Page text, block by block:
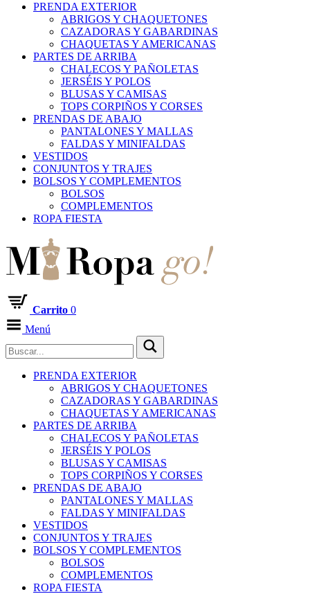
PRENDA EXTERIOR
ABRIGOS Y CHAQUETONES
CAZADORAS Y GABARDINAS
CHAQUETAS Y AMERICANAS
PARTES DE ARRIBA
CHALECOS Y PAÑOLETAS
JERSÉIS Y POLOS
BLUSAS Y CAMISAS
TOPS CORPIÑOS Y CORSES
PRENDAS DE ABAJO
PANTALONES Y MALLAS
FALDAS Y MINIFALDAS
VESTIDOS
CONJUNTOS Y TRAJES
BOLSOS Y COMPLEMENTOS
BOLSOS
COMPLEMENTOS
ROPA FIESTA
Carrito 0
Menú
PRENDA EXTERIOR
ABRIGOS Y CHAQUETONES
CAZADORAS Y GABARDINAS
CHAQUETAS Y AMERICANAS
PARTES DE ARRIBA
CHALECOS Y PAÑOLETAS
JERSÉIS Y POLOS
BLUSAS Y CAMISAS
TOPS CORPIÑOS Y CORSES
PRENDAS DE ABAJO
PANTALONES Y MALLAS
FALDAS Y MINIFALDAS
VESTIDOS
CONJUNTOS Y TRAJES
BOLSOS Y COMPLEMENTOS
BOLSOS
COMPLEMENTOS
ROPA FIESTA